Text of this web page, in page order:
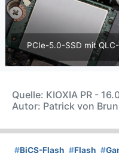
PCIe-5.0-SSD mit
Quelle: KIOXIA PR -
Autor: Patrick von
#BiCS-Flash #Flash #